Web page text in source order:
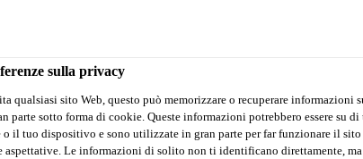
Apps Interlocutore
sulla privacy
qualsiasi sito Web, questo può memorizzare o recuperare informazioni
parte sotto forma di cookie. Queste informazioni potrebbero essere su di
o il tuo dispositivo e sono utilizzate in gran parte per far funzionare il sito
aspettative. Le informazioni di solito non ti identificano direttamente, ma